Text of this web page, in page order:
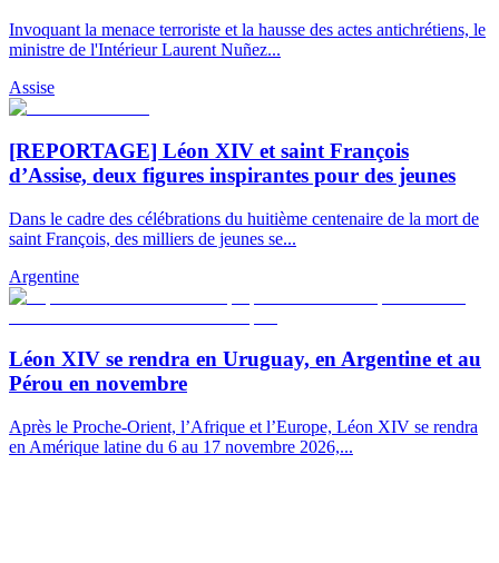
Invoquant la menace terroriste et la hausse des actes antichrétiens, le
ministre de l'Intérieur Laurent Nuñez...
Assise
[REPORTAGE] Léon XIV et saint François
d’Assise, deux figures inspirantes pour des jeunes
Dans le cadre des célébrations du huitième centenaire de la mort de
saint François, des milliers de jeunes se...
Argentine
Léon XIV se rendra en Uruguay, en Argentine et au
Pérou en novembre
Après le Proche-Orient, l’Afrique et l’Europe, Léon XIV se rendra
en Amérique latine du 6 au 17 novembre 2026,...